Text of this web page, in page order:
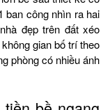
ban công nhìn ra hai
đẹp trên đất xéo
gian bố trí theo
phòng có nhiều ánh